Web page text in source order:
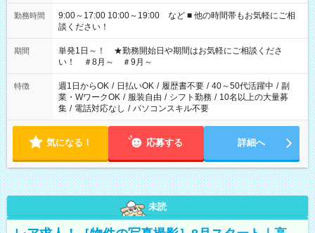
勤務時間
9:00～17:00 10:00～19:00 など ■ 他の時間帯もお気軽にご相
談ください！
期間
単発1日～！ ★勤務開始日や期間はお気軽にご相談くださ
い！ ＃8月～ ＃9月～
特徴 週1日からOK / 日払いOK / 履歴書不要 / 40～50代活躍中 / 副
業・WワークOK / 服装自由 / シフト勤務 / 10名以上の大量募
集 / 電話対応なし / パソコンスキル不要
気になる！ 応募する 詳細へ
未読